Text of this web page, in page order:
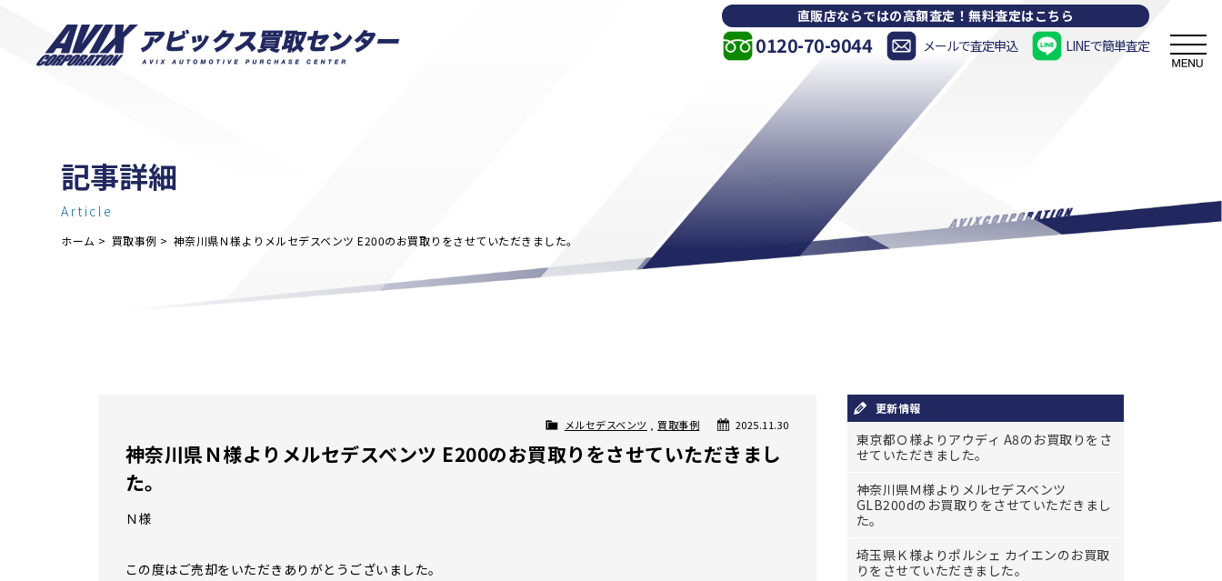
記事詳細
Article
ホーム 買取事例 神奈川県Ｎ様よりメルセデスベンツ E200のお買取りをさせていただきました。
2025.11.30
メルセデスベンツ , 買取事例
神奈川県Ｎ様よりメルセデスベンツ E200のお買取りをさせていただきまし
た。
Ｎ様
この度はご売却をいただきありがとうございました。
更新情報
東京都Ｏ様よりアウディ A8のお買取りをさ
せていただきました。
神奈川県Ｍ様よりメルセデスベンツ
GLB200dのお買取りをさせていただきまし
た。
埼玉県Ｋ様よりポルシェ カイエンのお買取
りをさせていただきました。
直販店ならではの高額査定！無料査定はこちら
0120-70-9044 メールで査定申込 LINEで簡単査定